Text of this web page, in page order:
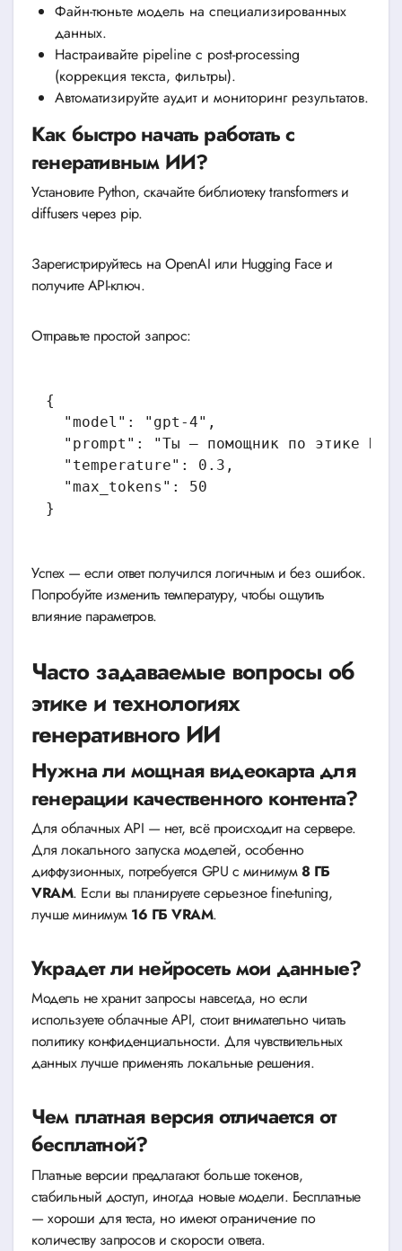
Файн-тюньте модель на специализированных
данных.
Настраивайте pipeline с post-processing
(коррекция текста, фильтры).
Автоматизируйте аудит и мониторинг результатов.
Как быстро начать работать с
генеративным ИИ?
Установите Python, скачайте библиотеку transformers и
diffusers через pip.
Зарегистрируйтесь на OpenAI или Hugging Face и
получите API-ключ.
Отправьте простой запрос:
{
  "model": "gpt-4",
"prompt": "Ты — помощник по этике
  "temperature": 0.3,
  "max_tokens": 50
Успех — если ответ получился логичным и без ошибок.
Попробуйте изменить температуру, чтобы ощутить
влияние параметров.
Часто задаваемые вопросы об
этике и технологиях
генеративного ИИ
Нужна ли мощная видеокарта для
генерации качественного контента?
Для облачных API — нет, всё происходит на сервере.
Для локального запуска моделей, особенно
диффузионных, потребуется GPU с минимум8 ГБ
VRAM. Если вы планируете серьезное fine-tuning,
лучше минимум 16 ГБ VRAM.
Украдет ли нейросеть мои данные?
Модель не хранит запросы навсегда, но если
используете облачные API, стоит внимательно читать
политику конфиденциальности. Для чувствительных
данных лучше применять локальные решения.
Чем платная версия отличается от
бесплатной?
Платные версии предлагают больше токенов,
стабильный доступ, иногда новые модели. Бесплатные
— хороши для теста, но имеют ограничение по
количеству запросов и скорости ответа.